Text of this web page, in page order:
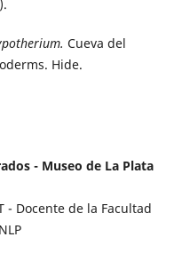
Cueva del
Hide.
- Museo de La Plata
- Docente de la Facultad